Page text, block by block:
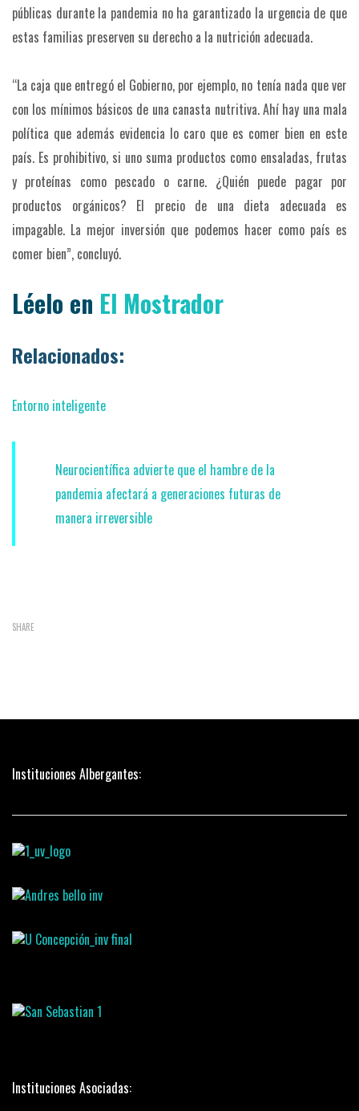
públicas durante la pandemia no ha garantizado la urgencia de que
estas familias preserven su derecho a la nutrición adecuada.
“La caja que entregó el Gobierno, por ejemplo, no tenía nada que ver
con los mínimos básicos de una canasta nutritiva. Ahí hay una mala
política que además evidencia lo caro que es comer bien en este
país. Es prohibitivo, si uno suma productos como ensaladas, frutas
y proteínas como pescado o carne. ¿Quién puede pagar por
productos orgánicos? El precio de una dieta adecuada es
impagable. La mejor inversión que podemos hacer como país es
comer bien”, concluyó.
Léelo en El Mostrador
Relacionados:
Entorno inteligente
Neurocientífica advierte que el hambre de la
pandemia afectará a generaciones futuras de
manera irreversible
SHARE
Instituciones Albergantes:
Instituciones Asociadas: